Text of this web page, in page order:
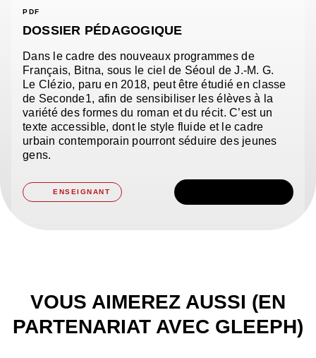
PDF
DOSSIER PÉDAGOGIQUE
Dans le cadre des nouveaux programmes de
Français, Bitna, sous le ciel de Séoul de J.-M. G.
Le Clézio, paru en 2018, peut être étudié en classe
de Seconde1, afin de sensibiliser les élèves à la
variété des formes du roman et du récit. C’est un
texte accessible, dont le style fluide et le cadre
urbain contemporain pourront séduire des jeunes
gens.
ENSEIGNANT
VOUS AIMEREZ AUSSI (EN
PARTENARIAT AVEC GLEEPH)